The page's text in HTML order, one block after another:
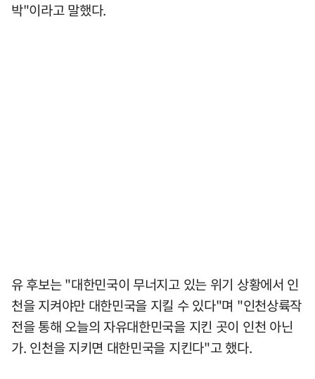
박"이라고 말했다.
유 후보는 "대한민국이 무너지고 있는 위기 상황에서 인
천을 지켜야만 대한민국을 지킬 수 있다"며 "인천상륙작
전을 통해 오늘의 자유대한민국을 지킨 곳이 인천 아닌
가. 인천을 지키면 대한민국을 지킨다"고 했다.